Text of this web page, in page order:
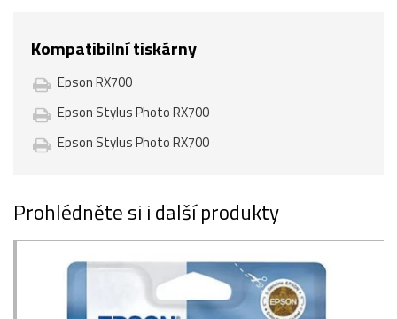
Kompatibilní tiskárny
Epson RX700
Epson Stylus Photo RX700
Epson Stylus Photo RX700
Prohlédněte si i další produkty